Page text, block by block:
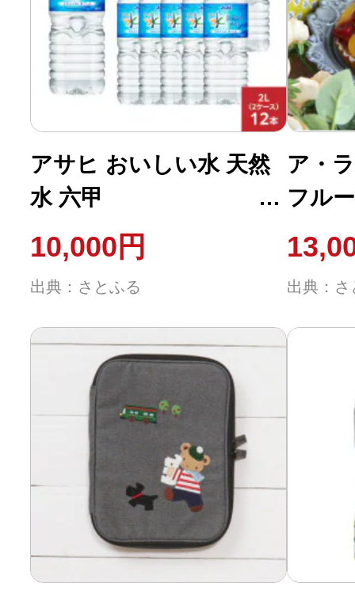
ふるさと納税の基礎知識
10秒ぴったり診断
自治体直営サイト特集
はじめるバイブルとは
よくあるご質問
問い合わせ
アサヒ おいしい水 天然
水 六甲
PET2L×12本(6本入り2ケ
ース)
10,000円
出典：さとふる
ア・
フル
出典：さ